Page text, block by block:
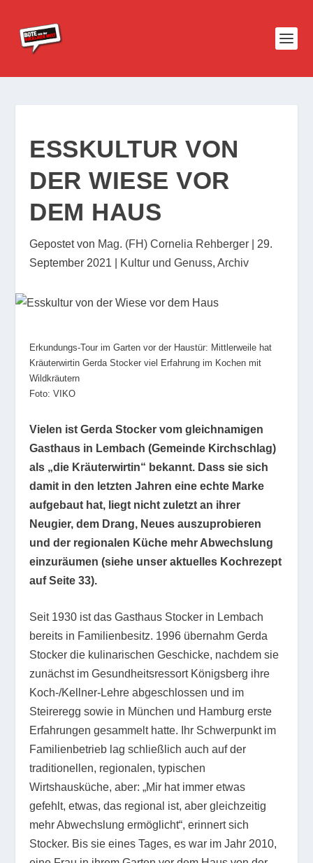
ESSKULTUR VON
DER WIESE VOR
DEM HAUS
Gepostet von Mag. (FH) Cornelia Rehberger
29.
September 2021
Kultur und Genuss,Archiv
Erkundungs-Tour im Garten vor der Haustür: Mittlerweile hat
Kräuterwirtin Gerda Stocker viel Erfahrung im Kochen mit
Wildkräutern
Foto: VIKO
Vielen ist Gerda Stocker vom gleichnamigen
Gasthaus in Lembach (Gemeinde Kirchschlag)
als „die Kräuterwirtin“ bekannt. Dass sie sich
damit in den letzten Jahren eine echte Marke
aufgebaut hat, liegt nicht zuletzt an ihrer
Neugier, dem Drang, Neues auszuprobieren
und der regionalen Küche mehr Abwechslung
einzuräumen (siehe unser aktuelles Kochrezept
auf Seite 33).
Seit 1930 ist das Gasthaus Stocker in Lembach
bereits in Familienbesitz. 1996 übernahm Gerda
Stocker die kulinarischen Geschicke, nachdem sie
zunächst im Gesundheitsressort Königsberg ihre
Koch-/Kellner-Lehre abgeschlossen und im
Steireregg sowie in München und Hamburg erste
Erfahrungen gesammelt hatte. Ihr Schwerpunkt im
Familienbetrieb lag schließlich auch auf der
traditionellen, regionalen, typischen
Wirtshausküche, aber: „Mir hat immer etwas
gefehlt, etwas, das regional ist, aber gleichzeitig
mehr Abwechslung ermöglicht“, erinnert sich
Stocker. Bis sie eines Tages, es war im Jahr 2010,